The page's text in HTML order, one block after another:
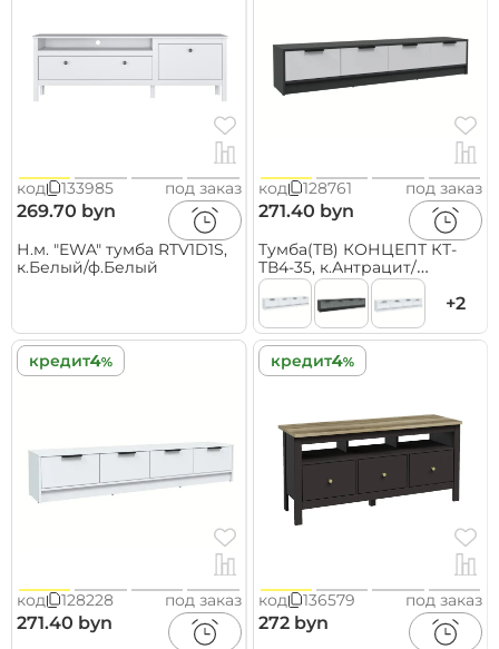
код 133985 под заказ
269.70 byn
Н.м. "EWA" тумба RTV1D1S,
к.Белый/ф.Белый
код 128761 под заказ
271.40 byn
Тумба(ТВ) КОНЦЕПТ КТ-
ТВ4-35, к.Антрацит/
ф.Серый
(В348хШ1800хГ355мм)
+2
кредит
код 128228 под заказ
271.40 byn
кредит
код 136579 под заказ
272 byn